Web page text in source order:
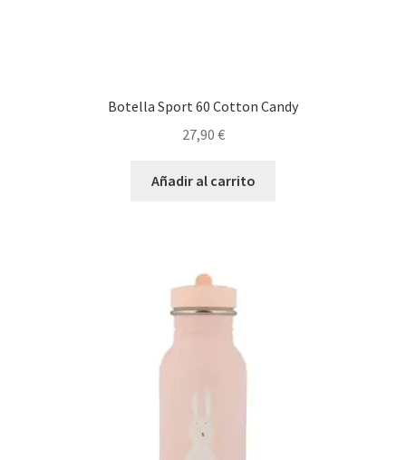
Botella Sport 60 Cotton Candy
27,90 €
Añadir al carrito